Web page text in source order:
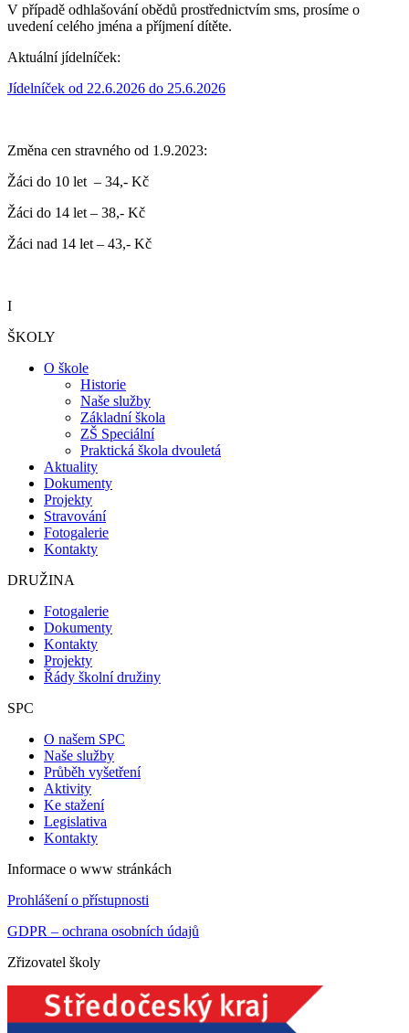
V případě odhlašování obědů prostřednictvím sms, prosíme o
uvedení celého jména a příjmení dítěte.
Aktuální jídelníček:
Jídelníček od 22.6.2026 do 25.6.2026
Změna cen stravného od 1.9.2023:
Žáci do 10 let – 34,- Kč
Žáci do 14 let – 38,- Kč
Žáci nad 14 let – 43,- Kč
I
ŠKOLY
O škole
Historie
Naše služby
Základní škola
ZŠ Speciální
Praktická škola dvouletá
Aktuality
Dokumenty
Projekty
Stravování
Fotogalerie
Kontakty
DRUŽINA
Fotogalerie
Dokumenty
Kontakty
Projekty
Řády školní družiny
SPC
O našem SPC
Naše služby
Průběh vyšetření
Aktivity
Ke stažení
Legislativa
Kontakty
Informace o www stránkách
Prohlášení o přístupnosti
GDPR – ochrana osobních údajů
Zřizovatel školy